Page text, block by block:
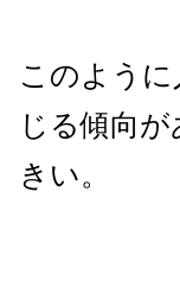
このよう
じる傾向
きい。